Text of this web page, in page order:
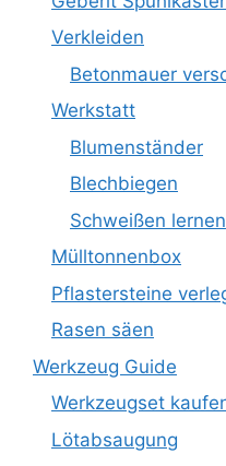
Verkleiden
Betonmauer
Werkstatt
Blumenständer
Blechbiegen
Schweißen lernen
Mülltonnenbox
Pflastersteine
Rasen säen
Werkzeug Guide
Werkzeugset
Lötabsaugung